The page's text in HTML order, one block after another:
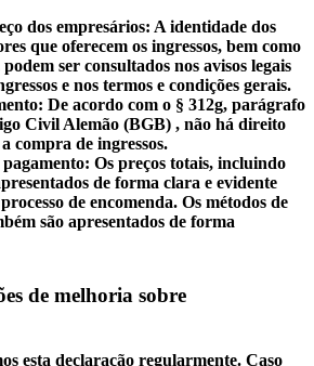
dos empresários: A identidade dos
que oferecem os ingressos, bem como
ser consultados nos avisos legais
e nos termos e condições gerais.
De acordo com o § 312g, parágrafo
Civil Alemão (BGB) , não há direito
compra de ingressos.
Os preços totais, incluindo
de forma clara e evidente
de encomenda. Os métodos de
são apresentados de forma
de melhoria sobre
esta declaração regularmente. Caso